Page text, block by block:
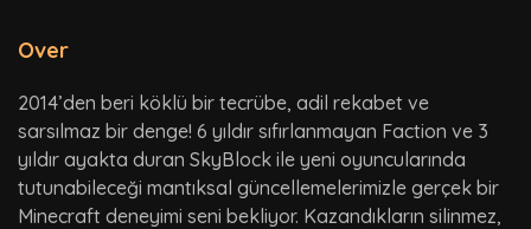
Over
2014’den beri köklü bir tecrübe, adil rekabet ve
sarsılmaz bir denge! 6 yıldır sıfırlanmayan Faction ve 3
yıldır ayakta duran SkyBlock ile yeni oyuncularında
tutunabileceği mantıksal güncellemelerimizle gerçek bir
Minecraft deneyimi seni bekliyor. Kazandıkların silinmez,